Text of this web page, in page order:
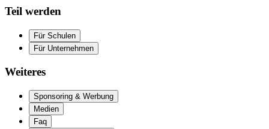
Teil werden
Für Schulen
Für Unternehmen
Weiteres
Sponsoring & Werbung
Medien
Faq